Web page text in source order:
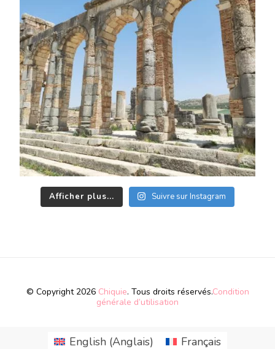
Afficher plus... Suivre sur Instagram
© Copyright 2026 Chiquie. Tous droits réservés.Condition
générale d’utilisation
English (Anglais) Français